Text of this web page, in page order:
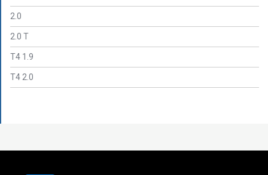
2.0
2.0 T
T4 1.9
T4 2.0